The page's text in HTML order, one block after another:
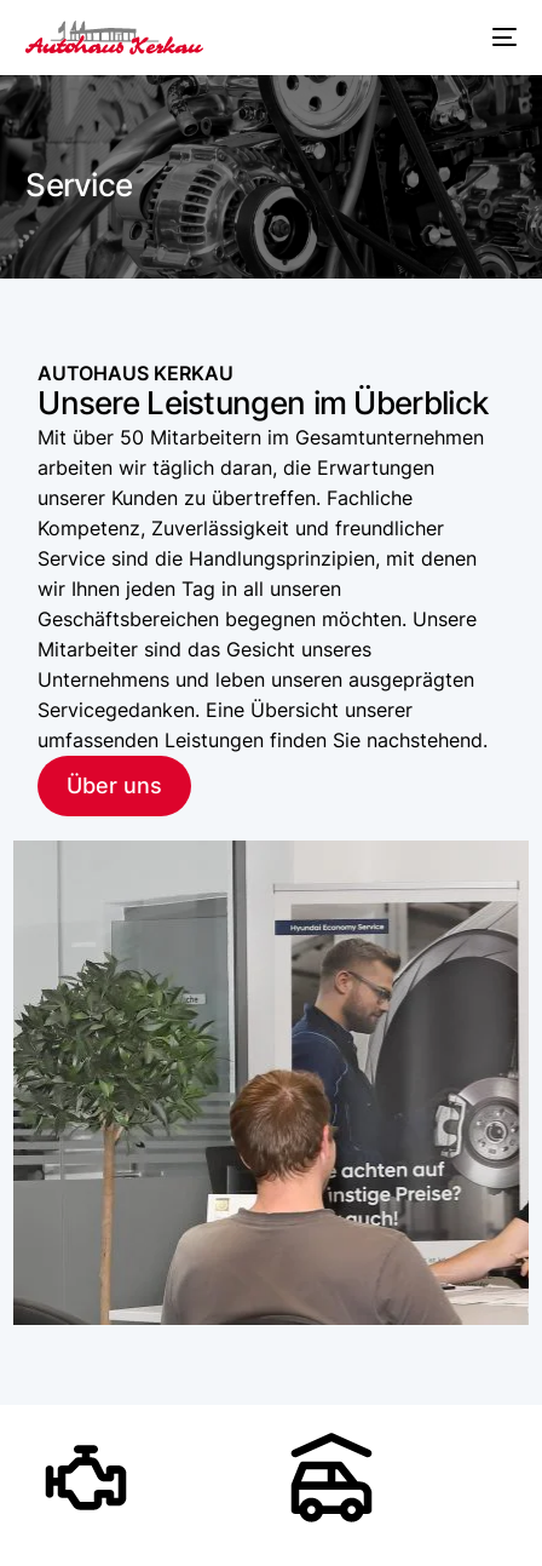
Service
AUTOHAUS KERKAU
Unsere Leistungen im Überblick
Mit über 50 Mitarbeitern im Gesamtunternehmen
arbeiten wir täglich daran, die Erwartungen
unserer Kunden zu übertreffen. Fachliche
Kompetenz, Zuverlässigkeit und freundlicher
Service sind die Handlungsprinzipien, mit denen
wir Ihnen jeden Tag in all unseren
Geschäftsbereichen begegnen möchten. Unsere
Mitarbeiter sind das Gesicht unseres
Unternehmens und leben unseren ausgeprägten
Servicegedanken. Eine Übersicht unserer
umfassenden Leistungen finden Sie nachstehend.
Über uns